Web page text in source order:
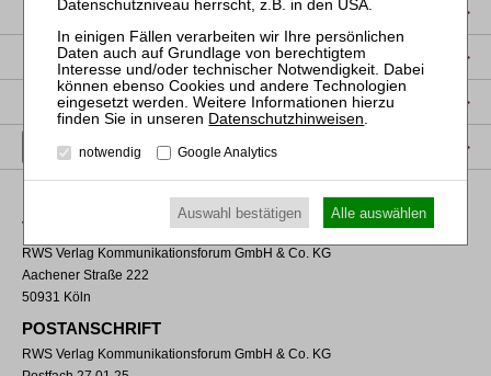
DATENSCHUTZ
NUTZUNGSBESTIMMUNGEN/AGB
PRODUKTSICHERHEIT (GPSR)
VERTRAG WIDERRUFEN
VERLAGSADRESSE
RWS Verlag Kommunikationsforum GmbH & Co. KG
Aachener Straße 222
50931 Köln
POSTANSCHRIFT
RWS Verlag Kommunikationsforum GmbH & Co. KG
Datenschutzhinweisen
notwendig Google Analytics
Auswahl bestätigen Alle auswählen